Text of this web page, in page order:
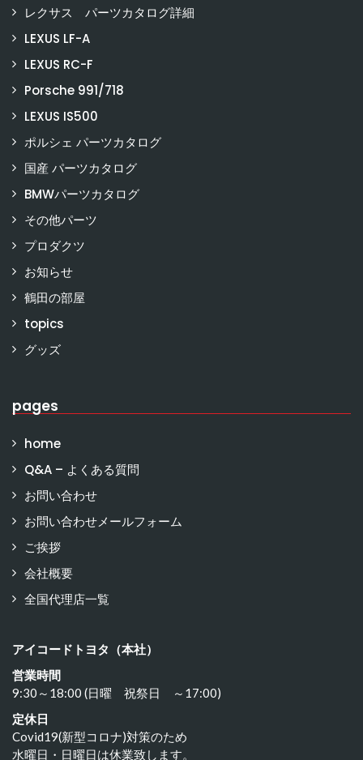
レクサス パーツカタログ詳細
LEXUS LF-A
LEXUS RC-F
Porsche 991/718
LEXUS IS500
ポルシェ パーツカタログ
国産 パーツカタログ
BMWパーツカタログ
その他パーツ
プロダクツ
お知らせ
鶴田の部屋
topics
グッズ
pages
home
Q&A – よくある質問
お問い合わせ
お問い合わせメールフォーム
ご挨拶
会社概要
全国代理店一覧
アイコードトヨタ（本社）
営業時間
9:30～18:00 (日曜 祝祭日 ～17:00)
定休日
Covid19(新型コロナ)対策のため
水曜日・日曜日は休業致します。